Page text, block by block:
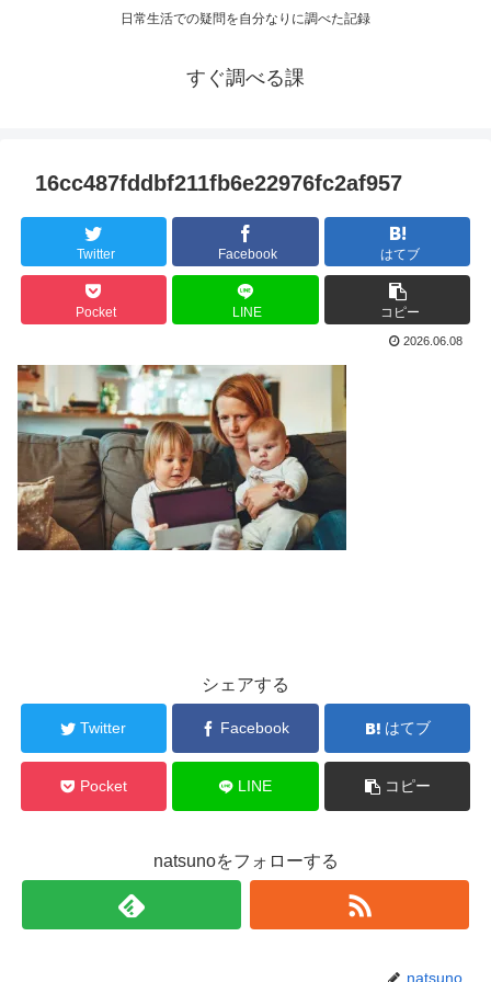
日常生活での疑問を自分なりに調べた記録
すぐ調べる課
16cc487fddbf211fb6e22976fc2af957
Twitter Facebook はてブ
Pocket LINE コピー
2026.06.08
シェアする
Twitter Facebook はてブ
Pocket LINE コピー
natsunoをフォローする
natsuno